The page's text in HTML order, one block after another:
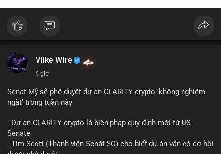
Vlike Wire
5 giờ
Senát Mỹ sẽ phê duyệt dự án CLARITY crypto 'không nghiêm
ngặt' trong tuần này
- Dự án CLARITY crypto là biện pháp quy định mới từ US
Senate
- Tim Scott (Thành viên Senát SC) cho biết dự án vẫn có cơ hội